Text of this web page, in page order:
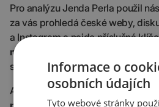
Pro analýzu Jenda Perla použil
za vás prohledá české weby,
a Instagram a najde příslušná
nárůst či pokles výskytu daných
statistiky.
A jak to tedy dopadlo? Představte
Informace o
osobních údajích
Tyto webové stránky